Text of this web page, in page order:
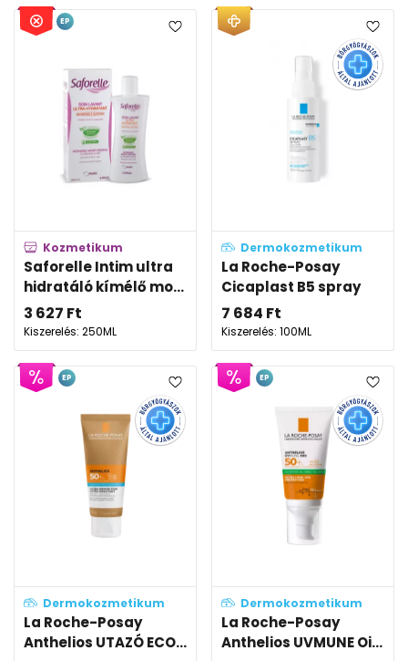
Kozmetikum
Saforelle Intim ultra
hidratáló kímélő mo...
3 627 Ft
Kiszerelés: 250ML
EP
Dermokozmetikum
La Roche-Posay
Cicaplast B5 spray
7 684 Ft
Kiszerelés: 100ML
Dermokozmetikum
La Roche-Posay
Anthelios UTAZÓ ECO...
EP
Dermokozmetikum
La Roche-Posay
Anthelios UVMUNE Oi...
EP